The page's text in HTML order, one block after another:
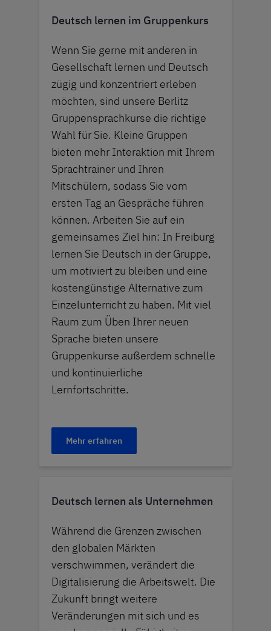
Deutsch lernen im Gruppenkurs
Wenn Sie gerne mit anderen in
Gesellschaft lernen und Deutsch
zügig und konzentriert erleben
möchten, sind unsere Berlitz
Gruppensprachkurse die richtige
Wahl für Sie. Kleine Gruppen
bieten mehr Interaktion mit Ihrem
Sprachtrainer und Ihren
Mitschülern, sodass Sie vom
ersten Tag an Gespräche führen
können. Arbeiten Sie auf ein
gemeinsames Ziel hin: In Freiburg
lernen Sie Deutsch in der Gruppe,
um motiviert zu bleiben und eine
kostengünstige Alternative zum
Einzelunterricht zu haben. Mit viel
Raum zum Üben Ihrer neuen
Sprache bieten unsere
Gruppenkurse außerdem schnelle
und kontinuierliche
Lernfortschritte.
Mehr erfahren
Deutsch lernen als Unternehmen
Während die Grenzen zwischen
den globalen Märkten
verschwimmen, verändert die
Digitalisierung die Arbeitswelt. Die
Zukunft bringt weitere
Veränderungen mit sich und es